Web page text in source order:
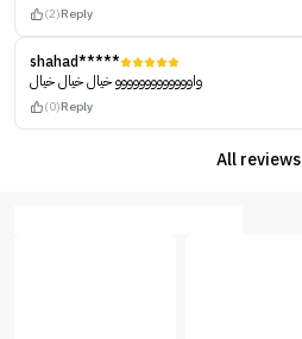
(2)Reply
shahad*****
واووووووووووووو خيال خيال خيال
(0)Reply
All reviews